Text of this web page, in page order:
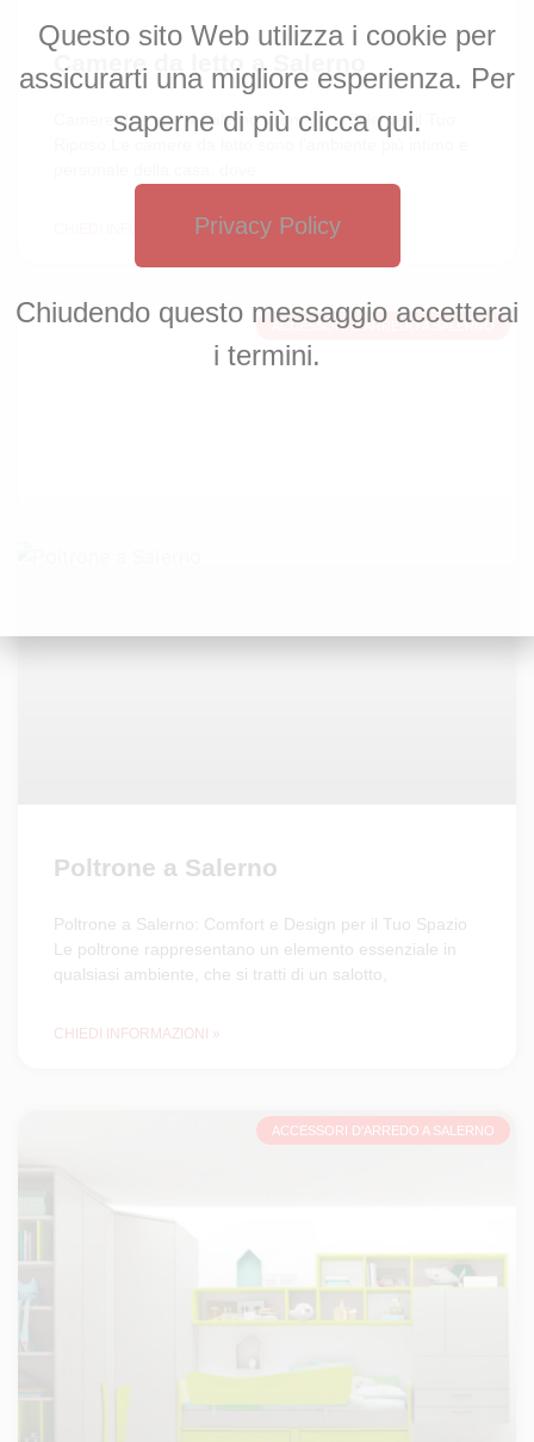
Camere da letto a Salerno
Camere da Letto a Salerno: Comfort e Stile per il Tuo
CHIEDI INFORMAZIONI »
ACCESSORI D'ARREDO A SALERNO
Poltrone a Salerno
Poltrone a Salerno: Comfort e Design per il Tuo Spazio
Le poltrone rappresentano un elemento essenziale in
qualsiasi ambiente, che si tratti di un salotto,
CHIEDI INFORMAZIONI »
ACCESSORI D'ARREDO A SALERNO
Questo sito Web utilizza i cookie per
assicurarti una migliore esperienza. Per
saperne di più clicca qui.
Privacy Policy
Chiudendo questo messaggio accetterai
i termini.